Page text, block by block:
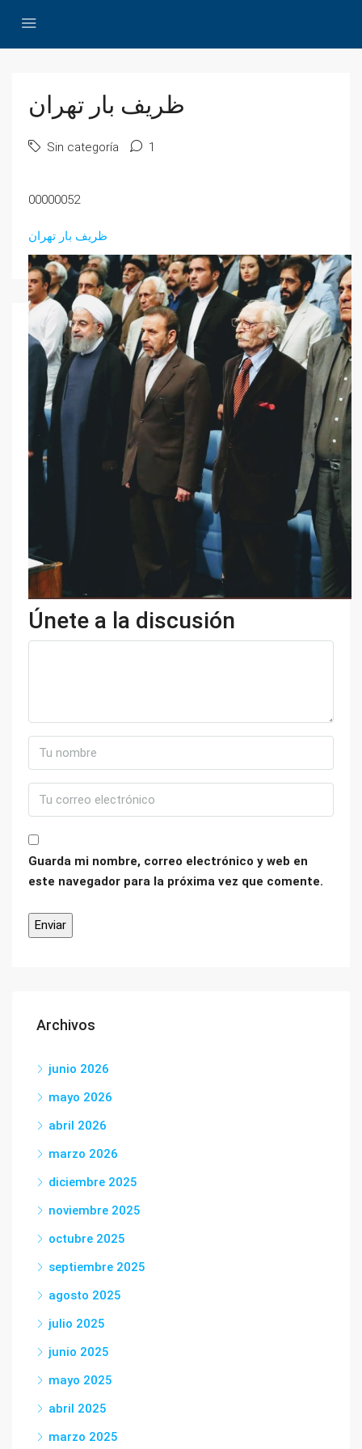
ظریف بار تهران
Sin categoría 1
00000052
ظریف بار تهران
Únete a la discusión
Guarda mi nombre, correo electrónico y web en
este navegador para la próxima vez que comente.
Archivos
junio 2026
mayo 2026
abril 2026
marzo 2026
diciembre 2025
noviembre 2025
octubre 2025
septiembre 2025
agosto 2025
julio 2025
junio 2025
mayo 2025
abril 2025
marzo 2025